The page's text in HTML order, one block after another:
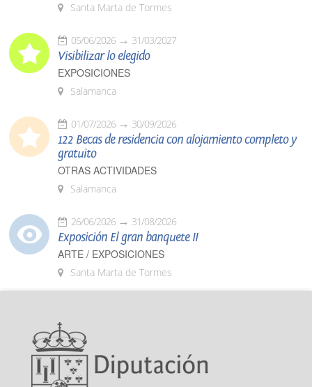
Santa Marta de Tormes
05/06/2026 31/03/2027
Visibilizar lo elegido
EXPOSICIONES
Salamanca
01/07/2026 30/09/2026
122 Becas de residencia con alojamiento completo y
gratuito
OTRAS ACTIVIDADES
Salamanca
26/06/2026 31/08/2026
Exposición El gran banquete II
ARTE / EXPOSICIONES
Santa Marta de Tormes